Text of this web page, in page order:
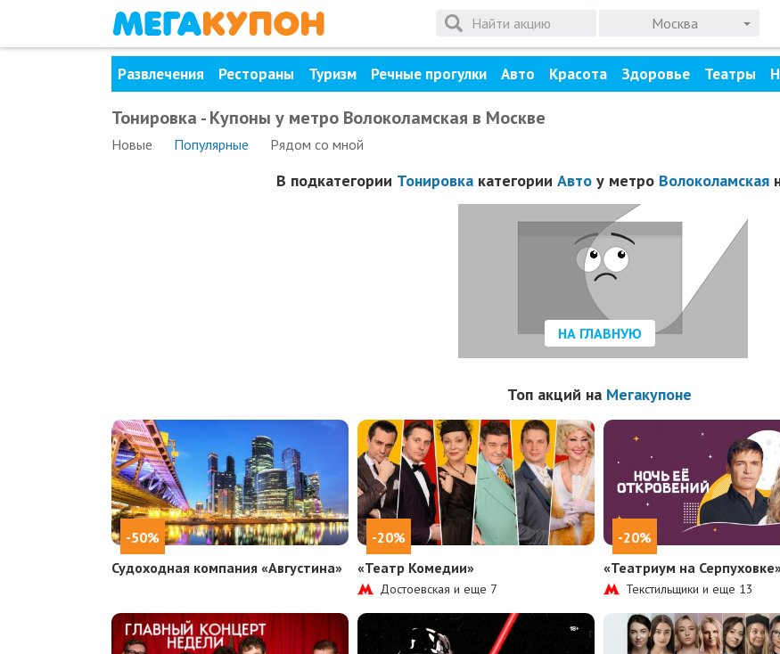
Москва
Развлечения Рестораны Туризм Речные прогулки Авто Красота Здоровье Театры
Тонировка - Купоны у метро Волоколамская в Москве
Новые Популярные Рядом со мной
В подкатегории Тонировкакатегории Автоу метро Волоколамская
НА ГЛАВНУЮ
Топ акций на Мегакупоне
-50%
Судоходная компания «Августина»
-20%
«Театр Комедии»
Достоевская и еще 7
-20%
«Театриум на
Текстильщики и еще 13